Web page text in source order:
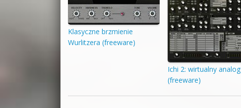
Klasyczne brzmienie
Wurlitzera (freeware)
Ichi 2: wirtualny analog
(freeware)